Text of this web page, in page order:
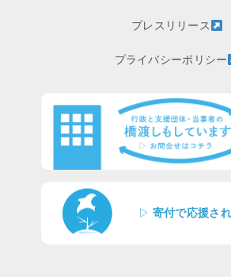
プレスリリース
プライバシーポリシー
▷ 寄付で応援さ